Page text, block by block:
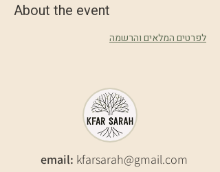
About the event
לפרטים המלאים והרשמה
email: kfarsarah@gmail.com